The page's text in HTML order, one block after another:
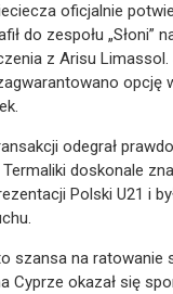
oficjalnie
do zespołu „Słoni”
z Arisu
opcję
odegrał
doskonale
Polski U21 i
szansa na ratowanie
Cyprze okazał się